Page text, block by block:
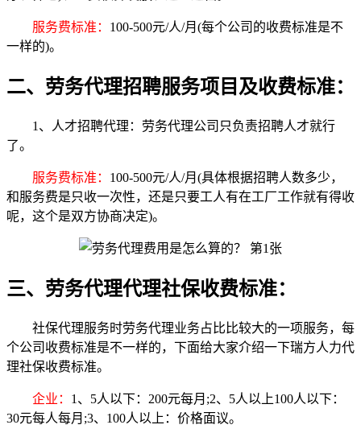
服务费标准： 100-500元/人/月(每个公司的收费标准是不
一样的)。
二、劳务代理招聘服务项目及收费标准：
1、人才招聘代理：劳务代理公司只负责招聘人才就行
了。
服务费标准： 100-500元/人/月(具体根据招聘人数多少，
和服务费是只收一次性，还是只要工人有在工厂工作就有得收
呢，这个是双方协商决定)。
三、劳务代理代理社保收费标准：
社保代理服务时劳务代理业务占比比较大的一项服务，每
个公司收费标准是不一样的，下面给大家介绍一下瑞方人力代
理社保收费标准。
企业： 1、5人以下：200元每月;2、5人以上100人以下：
30元每人每月;3、100人以上：价格面议。